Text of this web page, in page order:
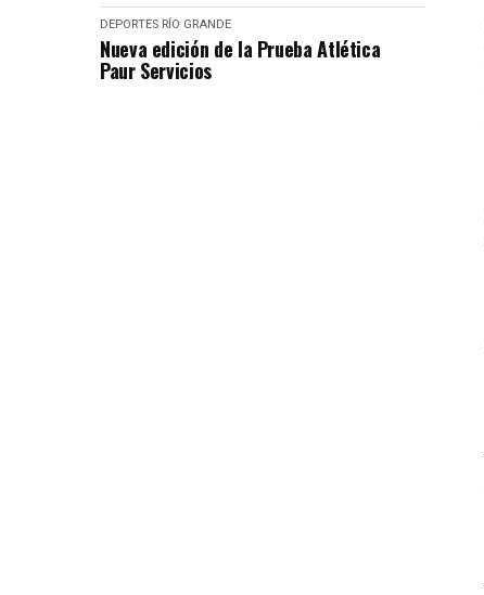
DEPORTES RÍO GRANDE
Nueva edición de la Prueba Atlética
Paur Servicios